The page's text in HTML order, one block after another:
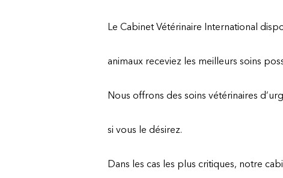
Le Cabinet Vétérinaire International
animaux receviez les meilleurs soins
Nous offrons des soins vétérinaires
si vous le désirez.
Dans les cas les plus critiques, notre